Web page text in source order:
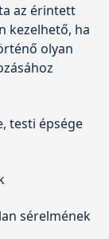
az érintett
kezelhető, ha
olyan
testi épsége
sérelmének